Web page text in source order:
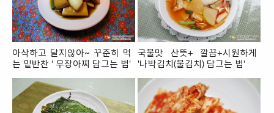
아삭하고 달지않아~ 꾸준히 먹
는 밑반찬 ' 무장아찌 담그는 법'
국물맛 산뜻+ 깔끔+시원하게
'나박김치(물김치) 담그는 법'